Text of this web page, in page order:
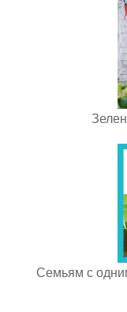
Семьям с